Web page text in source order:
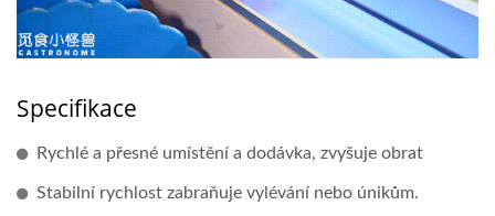
Specifikace
Rychlé a přesné umístění a dodávka, zvyšuje obrat
Stabilní rychlost zabraňuje vylévání nebo únikům.